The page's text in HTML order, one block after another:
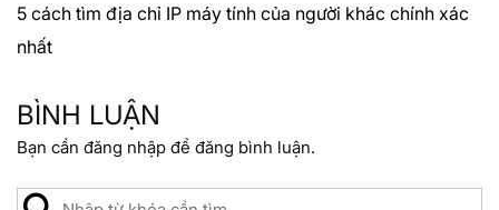
5 cách tìm địa chỉ IP máy tính của người khác chính xác
nhất
BÌNH LUẬN
Bạn cần đăng nhập để đăng bình luận.